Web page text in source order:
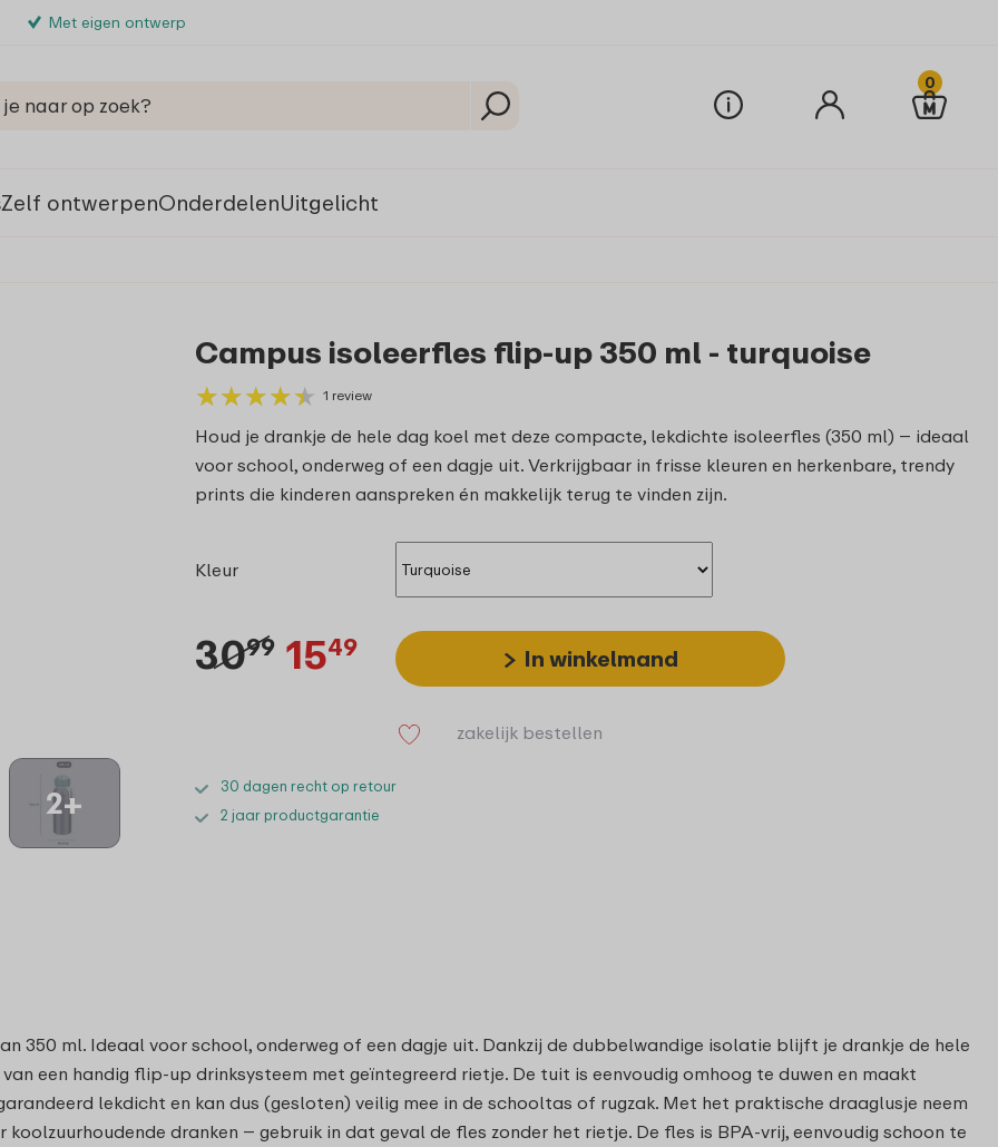
Met eigen ontwerp
0
Zelf ontwerpenOnderdelenUitgelicht
2+
Campus isoleerfles flip-up 350 ml - turquoise
★★★★★
★★★★★ 1 review
Houd je drankje de hele dag koel met deze compacte, lekdichte isoleerfles (350 ml) – ideaal
voor school, onderweg of een dagje uit. Verkrijgbaar in frisse kleuren en herkenbare, trendy
prints die kinderen aanspreken én makkelijk terug te vinden zijn.
Kleur
3099 1549 In winkelmand
zakelijk bestellen
30 dagen recht op retour
2 jaar productgarantie
350 ml. Ideaal voor school, onderweg of een dagje uit. Dankzij de dubbelwandige isolatie blijft je drankje de hele
een handig flip-up drinksysteem met geïntegreerd rietje. De tuit is eenvoudig omhoog te duwen en maakt
lekdicht en kan dus (gesloten) veilig mee in de schooltas of rugzak. Met het praktische draaglusje neem
dranken – gebruik in dat geval de fles zonder het rietje. De fles is BPA-vrij, eenvoudig schoon te